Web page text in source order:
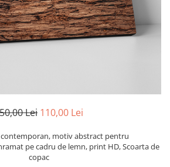
imaginea
Lei 110,00 Lei
contemporan, motiv abstract pentru
pe cadru de lemn, print HD, Scoarta de
copac